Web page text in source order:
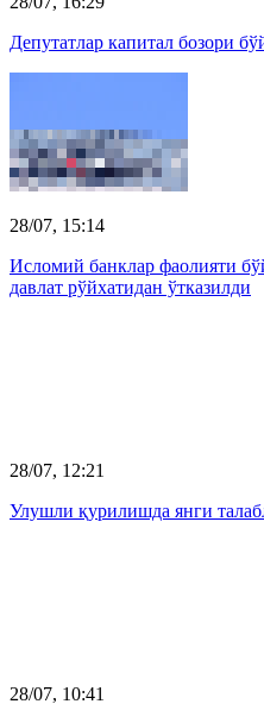
Депутатлар капитал бозори
28/07, 15:14
Исломий банклар фаолияти
давлат рўйхатидан ўтказилди
28/07, 12:21
Улушли қурилишда янги
28/07, 10:41